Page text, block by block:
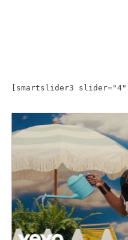
[smartslider3 slider="4"]